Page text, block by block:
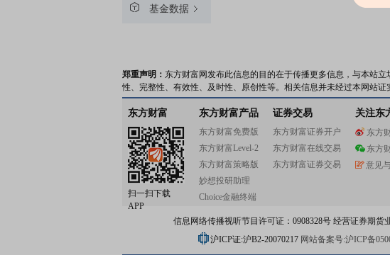
基金数据
郑重声明： 东方财富网发布此信息的目的在于传播更多信息，与本站
性、完整性、有效性、及时性、原创性等。相关信息并未经过本网站证
东方财富
扫一扫下载
APP
东方财富产品
东方财富免费版
东方财富Level-2
东方财富策略版
妙想投研助理
Choice金融终端
证券交易
东方财富证券开户
东方财富在线交易
东方财富证券交易
关注东
东方
东方
意见
信息网络传播视听节目许可证：0908328号 经营证券期货
沪ICP证:沪B2-20070217 网站备案号:沪ICP备